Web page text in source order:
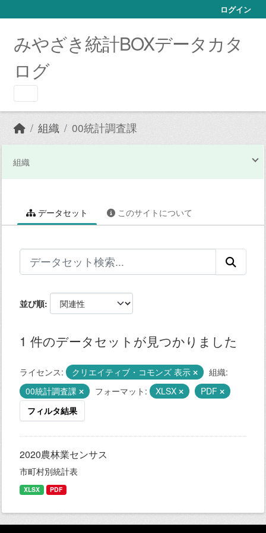
ログイン
みやざき統計BOXデータカタ
ログ
組織 00統計調査課
組織
データセット このサイトについて
並び順
1 件のデータセットが見つかりました
ライセンス: クリエイティブ・コモンズ 表示
組織:
00統計調査課
フォーマット: XLSX
PDF
フィルタ結果
2020農林業センサス
市町村別統計表
XLSX PDF